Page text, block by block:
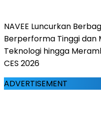
NAVEE Luncurkan
Berperforma Tinggi dan
Teknologi hingga
CES 2026
ADVERTISEMENT